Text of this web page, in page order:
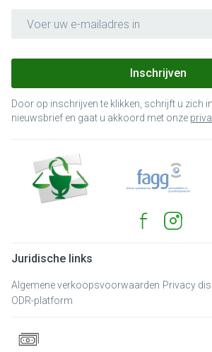
Inschrijven
Door op inschrijven te klikken, schrijft u zich
nieuwsbrief en gaat u akkoord met onze
Juridische links
Algemene verkoopsvoorwaarden Privacy
ODR-platform